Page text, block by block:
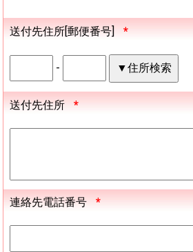
送付先住所[郵便番号] *
-
送付先住所 *
連絡先電話番号 *